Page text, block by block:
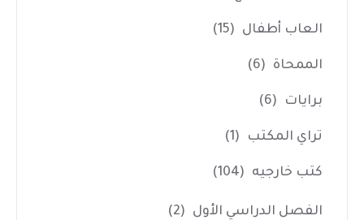
العاب أطفال (15)
الممحاة (6)
برايات (6)
تراي المكتب (1)
كتب خارجيه (104)
الفصل الدراسي الأول (2)